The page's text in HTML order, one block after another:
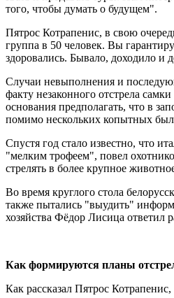
того, чтобы думать о будущем".
Пятрос Котрапенис, в свою
группа в 50 человек. Вы
здоровались. Бывало, доходило и
Случаи невыполнения и
факту незаконного отстрела
основания предполагать, что в
помимо нескольких копытных
Спустя год стало известно, что
"мелким трофеем", повел
стрелять в более крупное
Во время круглого стола
также пытались "выудить"
хозяйства Фёдор Лисица ответил
Как формируются планы
Как рассказал Пятрос